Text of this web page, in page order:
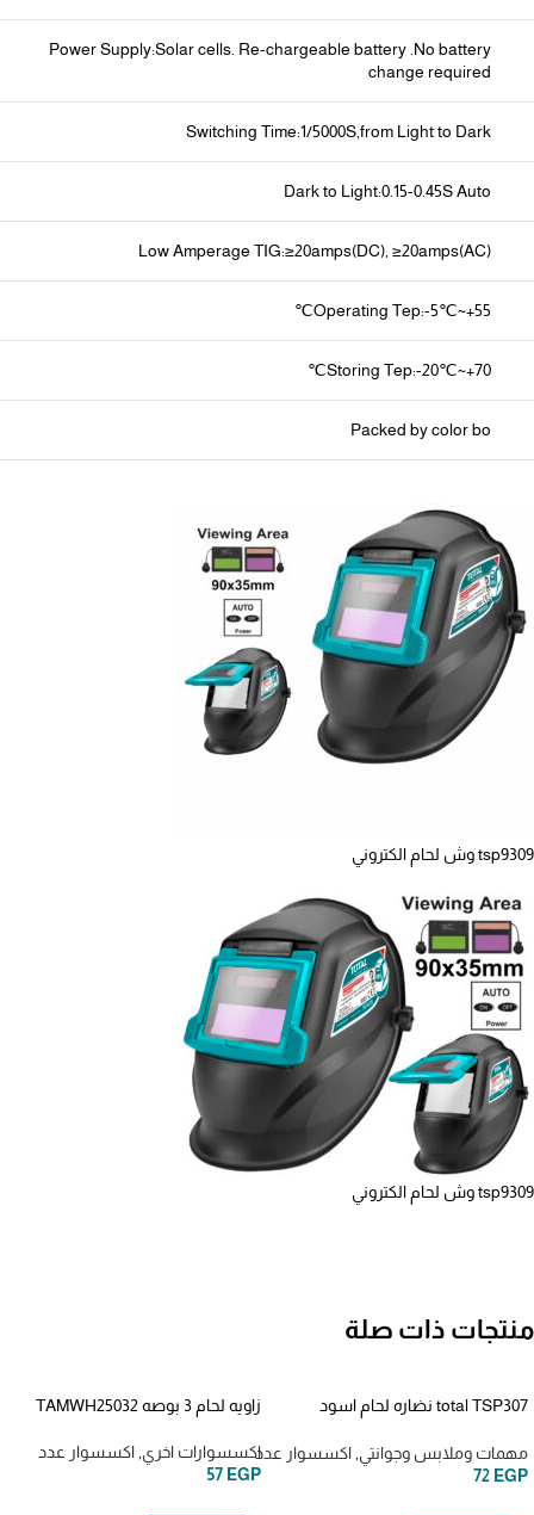
Power Supply:Solar cells. Re-chargeable battery .No battery
change required
Switching Time:1/5000S,from Light to Dark
Dark to Light:0.15-0.45S Auto
Low Amperage TIG:≥20amps(DC), ≥20amps(AC)
Operating Tep:-5℃~+55℃
Storing Tep:-20℃~+70℃
Packed by color bo
tsp9309 وش لحام الكتروني
tsp9309 وش لحام الكتروني
منتجات ذات صلة
total TSP307 نضاره لحام اسود
GOGGLE
مهمات وملابس وجوانتي اكسسوار عدد
72 EGP
زاويه لحام 3 بوصه TAMWH25032
اكسسوارات اخري اكسسوار عدد
57 EGP